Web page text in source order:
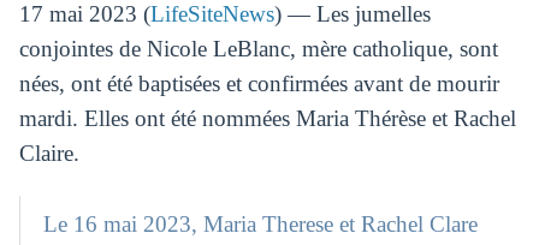
17 mai 2023 (LifeSiteNews) — Les jumelles
conjointes de Nicole LeBlanc, mère catholique, sont
nées, ont été baptisées et confirmées avant de mourir
mardi. Elles ont été nommées Maria Thérèse et Rachel
Claire.
Le 16 mai 2023, Maria Therese et Rachel Clare